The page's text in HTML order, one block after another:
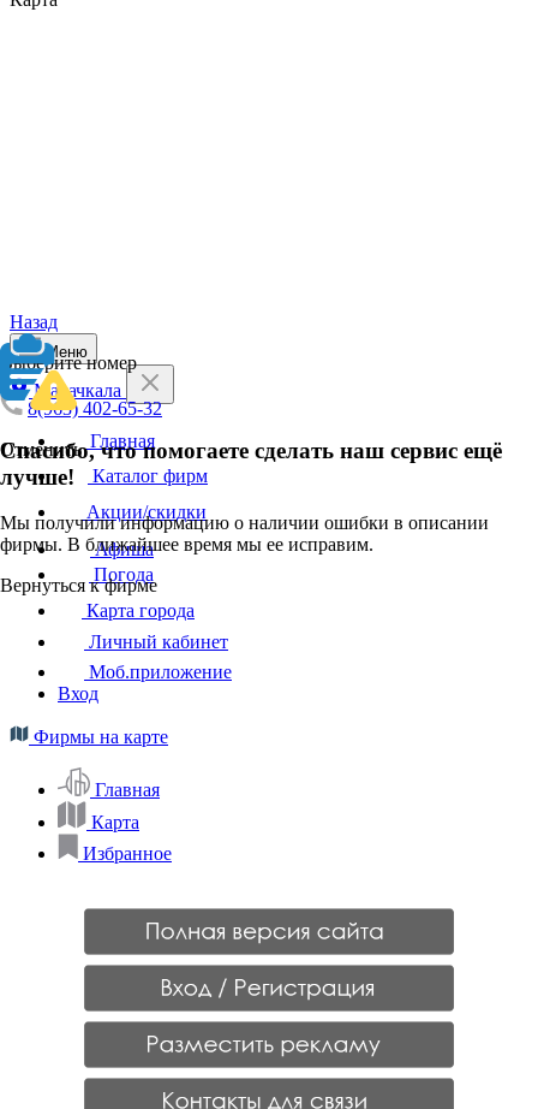
Назад
Выберите номер
8(963) 402-65-32
Отменить
Спасибо, что помогаете сделать наш сервис ещё
лучше!
Мы получили информацию о наличии ошибки в описании
фирмы. В ближайшее время мы ее исправим.
Вернуться к фирме
Меню
Махачкала
Главная
Каталог фирм
Акции/скидки
Афиша
Погода
Карта города
Личный кабинет
Моб.приложение
Вход
Фирмы на карте
Главная
Карта
Избранное